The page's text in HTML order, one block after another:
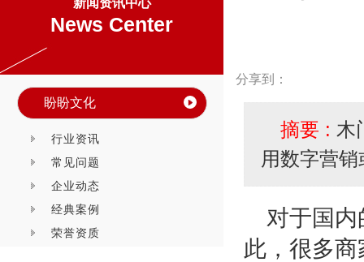
新闻资讯中心
News Center
盼盼文化
行业资讯
常见问题
企业动态
经典案例
荣誉资质
分享到：
摘要 : 木
用数字营
对于国
此，很多